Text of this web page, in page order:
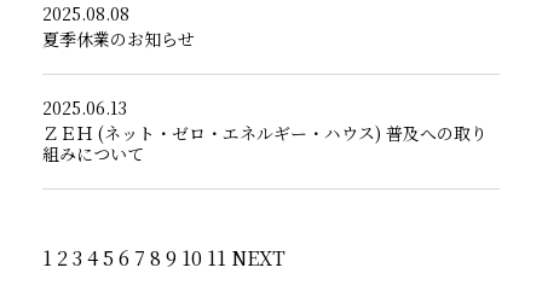
2025.08.08
夏季休業のお知らせ
2025.06.13
ＺＥＨ (ネット・ゼロ・エネルギー・ハウス) 普及への取り
組みについて
1 23 45 6 7 8 9 10 11 NEXT